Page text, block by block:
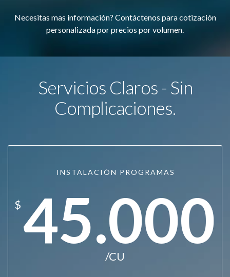
Necesitas mas información? Contáctenos para cotización
personalizada por precios por volumen.
Servicios Claros - Sin
Complicaciones.
INSTALACIÓN PROGRAMAS
$45.000
/CU